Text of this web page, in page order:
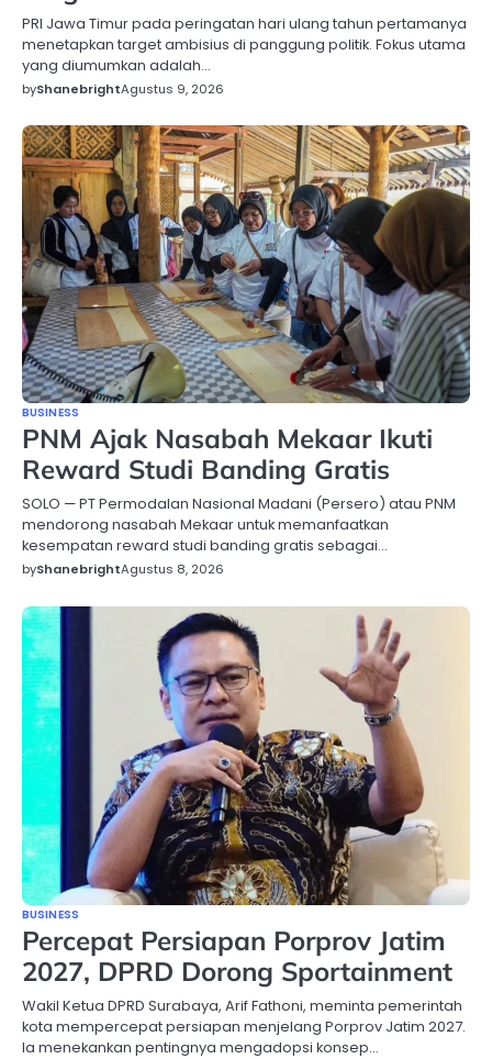
PRI Jawa Timur pada peringatan hari ulang tahun pertamanya
menetapkan target ambisius di panggung politik. Fokus utama
yang diumumkan adalah…
byShanebrightAgustus 9, 2026
BUSINESS
PNM Ajak Nasabah Mekaar Ikuti
Reward Studi Banding Gratis
SOLO — PT Permodalan Nasional Madani (Persero) atau PNM
mendorong nasabah Mekaar untuk memanfaatkan
kesempatan reward studi banding gratis sebagai…
byShanebrightAgustus 8, 2026
BUSINESS
Percepat Persiapan Porprov Jatim
2027, DPRD Dorong Sportainment
Wakil Ketua DPRD Surabaya, Arif Fathoni, meminta pemerintah
kota mempercepat persiapan menjelang Porprov Jatim 2027.
Ia menekankan pentingnya mengadopsi konsep…